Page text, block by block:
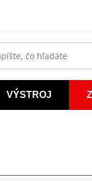
VÝSTROJ